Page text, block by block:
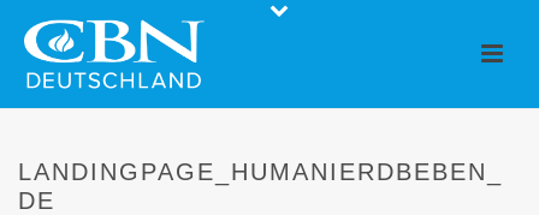
LANDINGPAGE_HUMANIERDBEBEN_
DE